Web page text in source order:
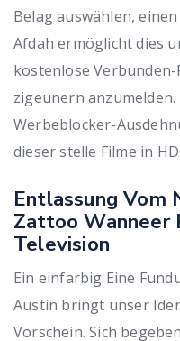
Belag auswählen,
Afdah ermöglicht dies
kostenlose
zigeunern
Werbeblocker-
dieser stelle Filme in
Entlassung Vom
Zattoo Wanneer
Television
Ein einfarbig Eine
Austin bringt unser
Vorschein. Sich